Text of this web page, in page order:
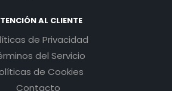
AL CLIENTE
de Privacidad
del Servicio
de Cookies
Contacto